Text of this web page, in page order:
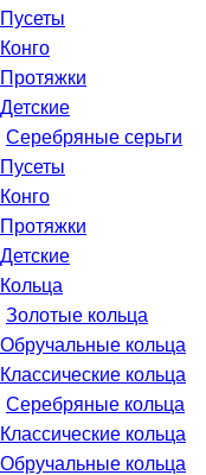
Пусеты
Конго
Протяжки
Детские
Серебряные серьги
Пусеты
Конго
Протяжки
Детские
Кольца
Золотые кольца
Обручальные кольца
Классические кольца
Серебряные кольца
Классические кольца
Обручальные кольца